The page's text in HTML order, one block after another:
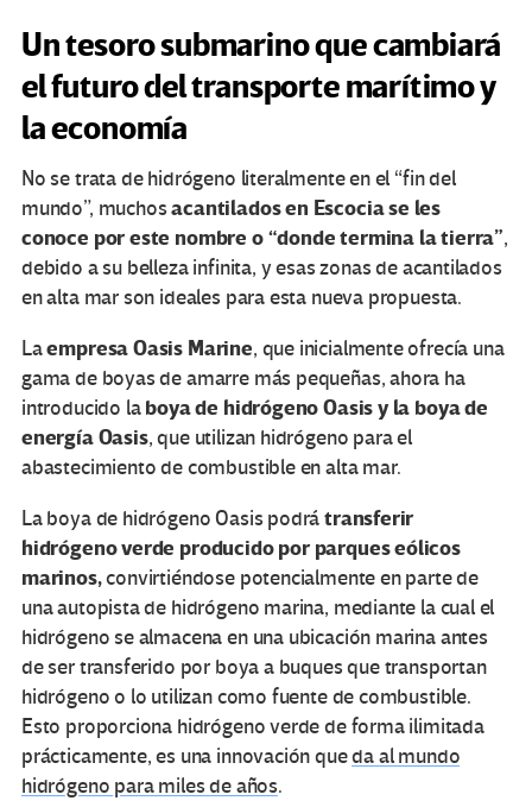
Un tesoro submarino que cambiará
el futuro del transporte marítimo y
la economía
No se trata de hidrógeno literalmente en el “fin del
mundo”, muchosacantilados en Escocia se les
conoce por este nombre o “donde termina la tierra”,
debido a su belleza infinita, y esas zonas de acantilados
en alta mar son ideales para esta nueva propuesta.
Laempresa Oasis Marine, que inicialmente ofrecía una
gama de boyas de amarre más pequeñas, ahora ha
introducido laboya de hidrógeno Oasis y la boya de
energía Oasis, que utilizan hidrógeno para el
abastecimiento de combustible en alta mar.
La boya de hidrógeno Oasis podrátransferir
hidrógeno verde producido por parques eólicos
marinos,convirtiéndose potencialmente en parte de
una autopista de hidrógeno marina, mediante la cual el
hidrógeno se almacena en una ubicación marina antes
de ser transferido por boya a buques que transportan
hidrógeno o lo utilizan como fuente de combustible.
Esto proporciona hidrógeno verde de forma ilimitada
prácticamente, es una innovación queda al mundo
hidrógeno para miles de años.